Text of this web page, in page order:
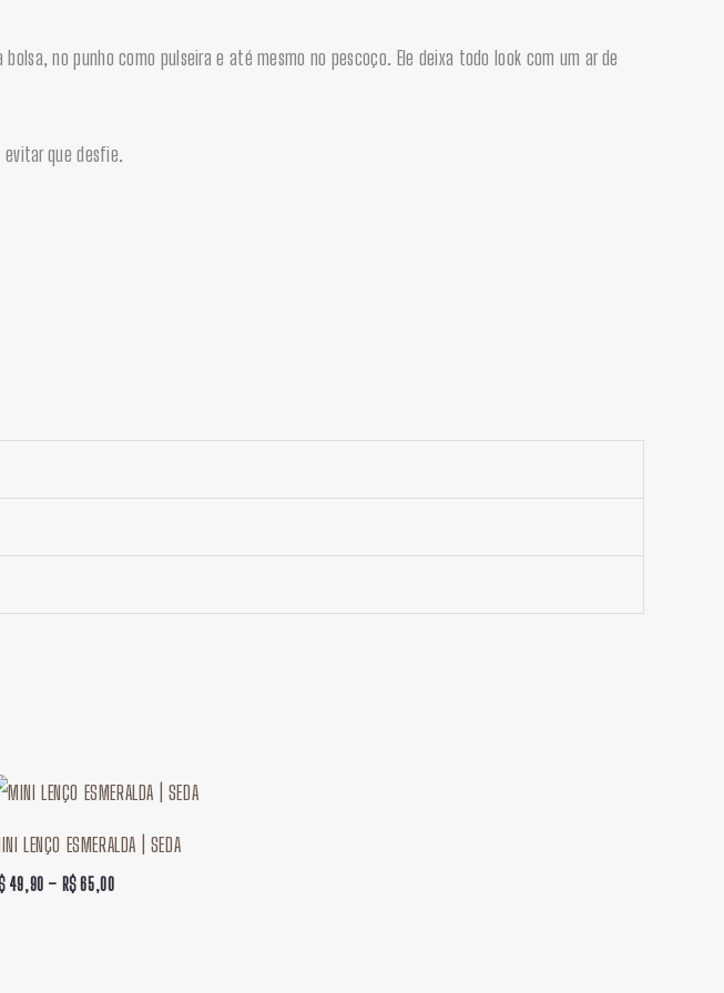
no punho como pulseira e até mesmo no pescoço. Ele deixa todo look com um ar de
que desfie.
LENÇO ESMERALDA | SEDA
49,90 – R$65,00
Faixa
preço:
R$ 49,90
através